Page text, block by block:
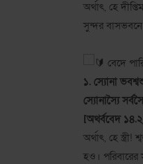
অর্থাৎ, হে
সুন্দর বাসভবনে
বেদে
১. স্যোনা
স্যোনাস্যৈ
[অথর্ববেদ
অর্থাৎ, হে
হও।